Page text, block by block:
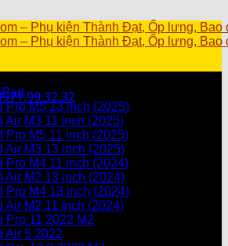
phẩm trong giỏ hàng.
trong giỏ hàng.
Pro M5 13 inch (2025)
Air M3 11 inch (2025)
Pro M5 11 inch (2025)
Air M3 13 inch (2025)
Pro M4 11 inch (2024)
Air M2 13 inch (2024)
Pro M4 13 inch (2024)
Air M2 11 inch (2024)
Pro 11 2022 M2
Air 5 2022